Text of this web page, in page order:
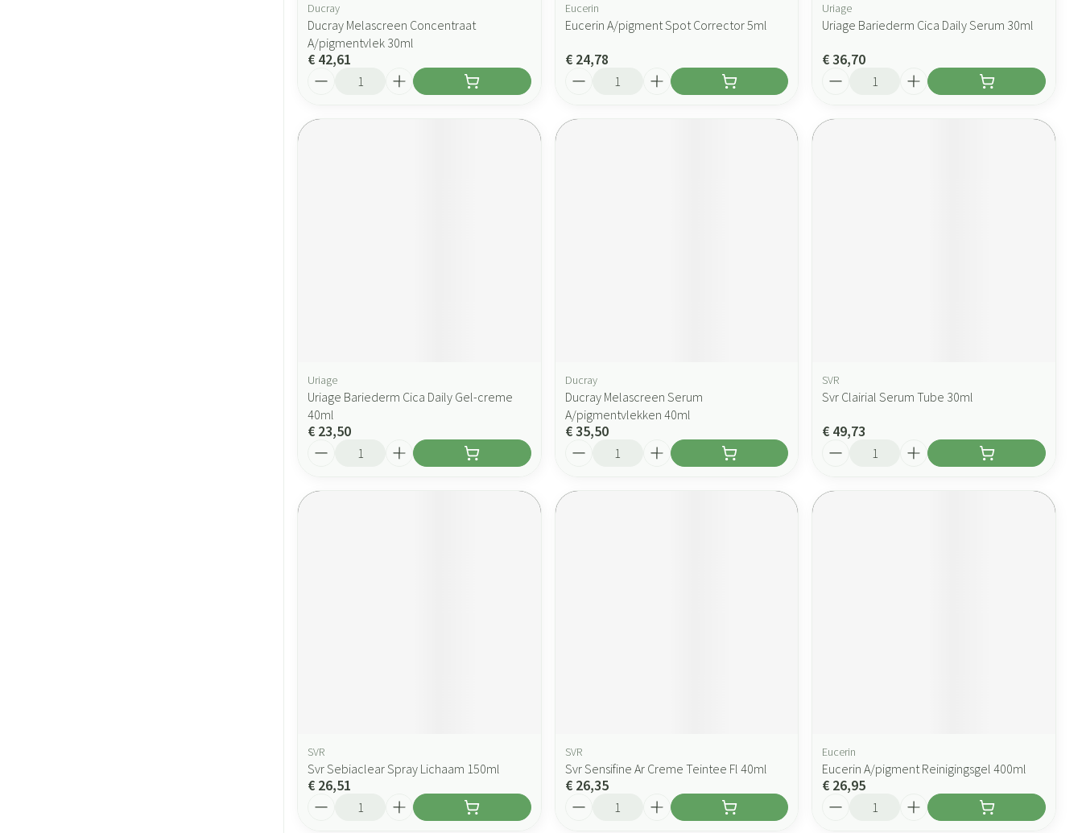
Ducray
Ducray Melascreen Concentraat
A/pigmentvlek 30ml
€ 42,61
Eucerin
Eucerin A/pigment Spot Corrector 5ml
€ 24,78
Uriage
Uriage Bariederm Cica Daily Serum 30ml
€ 36,70
Uriage
Uriage Bariederm Cica Daily Gel-creme
40ml
€ 23,50
Ducray
Ducray Melascreen Serum
A/pigmentvlekken 40ml
€ 35,50
SVR
Svr Clairial Serum Tube 30ml
€ 49,73
SVR
Svr Sebiaclear Spray Lichaam 150ml
€ 26,51
SVR
Svr Sensifine Ar Creme Teintee Fl 40ml
€ 26,35
Eucerin
Eucerin A/pigment Reinigingsgel 400ml
€ 26,95